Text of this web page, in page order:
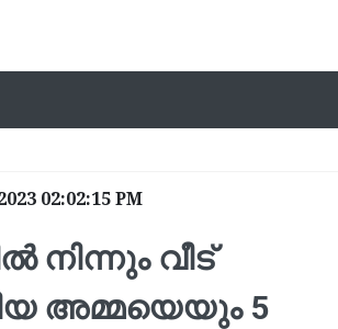
02:02:15 PM
നിന്നും വീട്
അമ്മയെയും 5